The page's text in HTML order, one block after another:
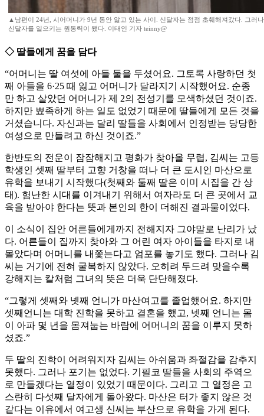
▲남편이 24년, 시어머니가 9년 동안 앓고 있는 사이. 신달자는 점점 초췌해져갔다. 그러
신달자를 일으키는 원동력이 됐다. 이태인 기자 teinny@
◇ 딸들에게 꿈을 담다
“어머니는 딸 여섯에 아들 둘을 두셨어요. 그토록 사랑하던 첫
째 아들을 6·25 때 잃고 어머니가 달라지기 시작했어요. 순종
만 하고 살았던 어머니가 제 2의 전성기를 모색하셨던 것이죠.
하지만 뾰족하게 하는 일도 없었기 때문에 딸들에게 모든 것을
거셨습니다. 자신과는 달리 딸들을 사회에서 인정받는 당당한
여성으로 만들려고 하신 것이죠.”
한반도의 전운이 잠잠해지고 평화가 찾아올 무렵, 김씨는 고등
학생인 셋째 딸부터 고향 거창을 떠나 더 큰 도시인 마산으로
유학을 보내기 시작했다(첫째와 둘째 딸은 이미 시집을 간 상
태). 험난한 시대를 이겨내기 위해서 여자라도 더 큰 곳에서 교
육을 받아야 한다는 뜻과 본인의 한이 더해진 결과물이었다.
이 소식이 집안 어른들에게까지 전해지자 그야말로 난리가 났
다. 어른들이 집까지 찾아와 그 어린 여자 아이들을 타지로 내
몰았다며 어머니를 내쫓는다고 엄포를 놓기도 했다. 그러나 김
씨는 거기에 전혀 굴복하지 않았다. 오히려 두드려 맞을수록
강해지는 칼처럼 그녀의 뜻은 더욱 단단해졌다.
“그렇게 셋째와 넷째 언니가 마산여고를 졸업했어요. 하지만
셋째언니는 대학 진학을 못하고 결혼을 했고, 넷째 언니는 몸
이 아파 몇 년을 몸져눕는 바람에 어머니의 꿈을 이루지 못하
셨죠.”
두 딸의 진학이 어려워지자 김씨는 아쉬움과 좌절감을 감추지
못했다. 그러나 포기는 없었다. 기필코 딸들을 사회의 주역으
로 만들겠다는 열정이 있었기 때문이다. 그리고 그 열정은 고
스란히 다섯째 달자에게 돌아왔다. 마산은 터가 좋지 않은 것
같다는 이유에서 여고생 신씨는 부산으로 유학을 가게 된다.